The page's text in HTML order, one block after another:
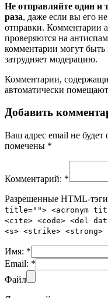
Не отправляйте один и
раза, даже если вы его
отправки. Комментарии
проверяются на
комментарии могут быть
затрудняет модерацию.
Комментарии,
автоматически
Добавить
Ваш адрес email не будет
помечены *
Комментарий: *
Разрешенные HTML-
title=""> <acronym
<cite> <code> <del
<s> <strike> <strong>
Имя: *
Email: *
Файл